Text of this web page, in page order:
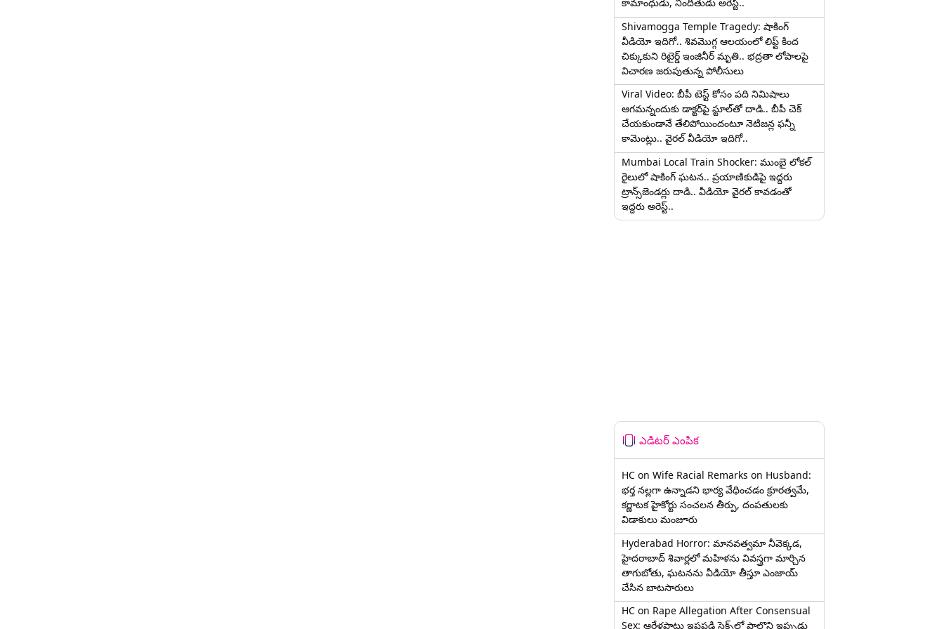
Shivamogga Temple Tragedy: షాకింగ్
వీడియో ఇదిగో.. శివమొగ్గ ఆలయంలో లిఫ్ట్ కింద
చిక్కుకుని రిటైర్డ్ ఇంజినీర్ మృతి.. భద్రతా లోపాలపై
విచారణ జరుపుతున్న పోలీసులు
Viral Video: బీపీ టెస్ట్‌ కోసం పది నిమిషాలు
ఆగమన్నందుకు డాక్టర్‌పై స్టూల్‌తో దాడి.. బీపీ చెక్
చేయకుండానే తేలిపోయిందంటూ నెటిజన్ల ఫన్నీ
కామెంట్లు.. వైరల్ వీడియో ఇదిగో..
Mumbai Local Train Shocker: ముంబై లోకల్
రైలులో షాకింగ్ ఘటన.. ప్రయాణికుడిపై ఇద్దరు
ట్రాన్స్‌జెండర్లు దాడి.. వీడియో వైరల్ కావడంతో
ఇద్దరు అరెస్ట్..
ఎడిటర్ ఎంపిక
HC on Wife Racial Remarks on Husband:
భర్త న‌ల్ల‌గా ఉన్నాడ‌ని భార్య వేధించ‌డం క్రూర‌త్వ‌మే,
కర్ణాటక హైకోర్టు సంచలన తీర్పు, దంపతులకు
విడాకులు మంజూరు
Hyderabad Horror: మానవత్వమా నీవెక్కడ,
హైదరాబాద్ శివార్లలో మహిళను వివస్త్రగా మార్చిన
తాగుబోతు, ఘటనను వీడియో తీస్తూ ఎంజాయ్
చేసిన బాటసారులు
HC on Rape Allegation After Consensual
Sex: ఆరేళ్లపాటు ఇష్టపడి సెక్స్‌లో పాల్గొని ఇప్పుడు